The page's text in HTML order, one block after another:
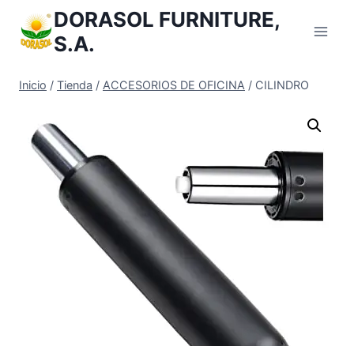
Contenido
DORASOL FURNITURE,
S.A.
Inicio / Tienda / ACCESORIOS DE OFICINA / CILINDRO